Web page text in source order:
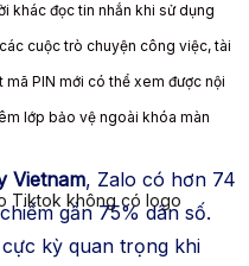
Tiktok không có logo
khác đọc tin nhắn khi sử dụng
cuộc trò chuyện công việc, tài
mã PIN mới có thể xem được nội
lớp bảo vệ ngoài khóa màn
Vietnam, Zalo có hơn 74
gần 75% dân số.
kỳ quan trọng khi